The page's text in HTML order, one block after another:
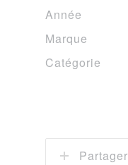
Année
Marque
Catégorie
Partager